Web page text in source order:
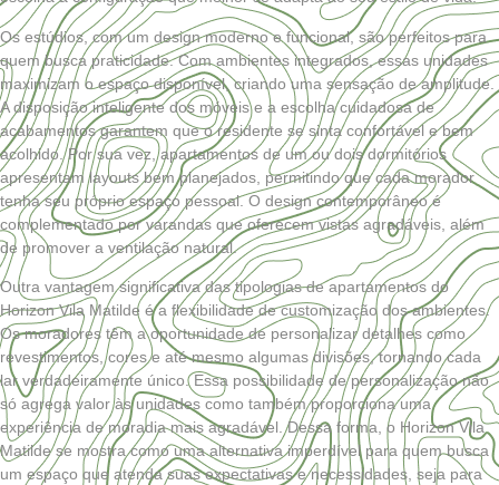
Os estúdios, com um design moderno e funcional, são perfeitos para
quem busca praticidade. Com ambientes integrados, essas unidades
maximizam o espaço disponível, criando uma sensação de amplitude.
A disposição inteligente dos móveis e a escolha cuidadosa de
acabamentos garantem que o residente se sinta confortável e bem
acolhido. Por sua vez, apartamentos de um ou dois dormitórios
apresentam layouts bem planejados, permitindo que cada morador
tenha seu próprio espaço pessoal. O design contemporâneo é
complementado por varandas que oferecem vistas agradáveis, além
de promover a ventilação natural.
Outra vantagem significativa das tipologias de apartamentos do
Horizon Vila Matilde é a flexibilidade de customização dos ambientes.
Os moradores têm a oportunidade de personalizar detalhes como
revestimentos, cores e até mesmo algumas divisões, tornando cada
lar verdadeiramente único. Essa possibilidade de personalização não
só agrega valor às unidades como também proporciona uma
experiência de moradia mais agradável. Dessa forma, o Horizon Vila
Matilde se mostra como uma alternativa imperdível para quem busca
um espaço que atenda suas expectativas e necessidades, seja para